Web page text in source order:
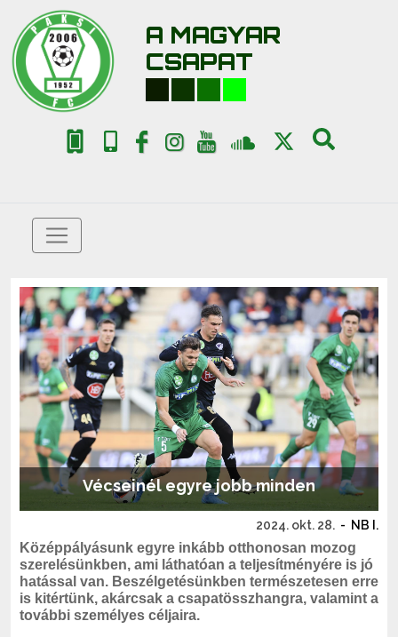
A MAGYAR
CSAPAT
Vécseinél egyre jobb minden
2024. okt. 28. - NB I.
Középpályásunk egyre inkább otthonosan mozog
szerelésünkben, ami láthatóan a teljesítményére is jó
hatással van. Beszélgetésünkben természetesen erre
is kitértünk, akárcsak a csapatösszhangra, valamint a
további személyes céljaira.